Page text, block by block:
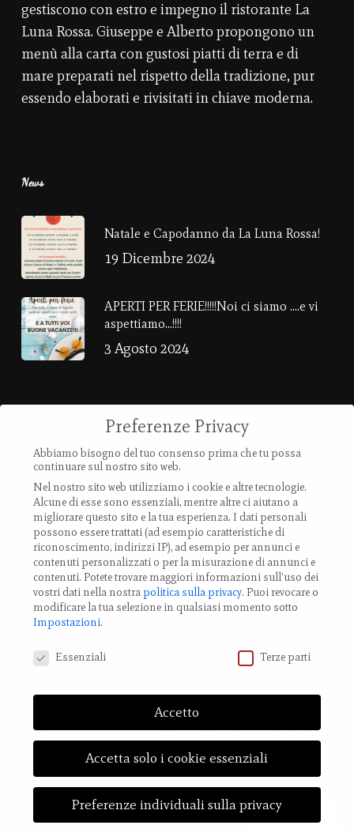
gestiscono con estro e impegno il ristorante La
Luna Rossa. Giuseppe e Alberto propongono un
menù alla carta con gustosi piatti di terra e di
mare preparati nel rispetto della tradizione, pur
essendo elaborati e rivisitati in chiave moderna.
News
Natale e Capodanno da La Luna Rossa!
19 Dicembre 2024
APERTI PER FERIE!!!!!Noi ci siamo ….e vi
aspettiamo…!!!!
3 Agosto 2024
Via Provanone 4907 (30,71 km)
40017 Palata Pepoli,
Emilia-Romagna, Italy
TEL.: +39 0519 85 919
Modifica impostazione Cookies
Palata Pepoli (BO) | P.iva: 03721061202 |
Cookies ePrivacy Policy
facebookinstagram
Preferenze Privacy
Abbiamo bisogno del tuo consenso prima che tu possa
continuare sul nostro sito web.
Nel nostro sito web utilizziamo i cookie e altre tecnologie.
Alcune di esse sono essenziali, mentre altre ci aiutano a
migliorare questo sito e la tua esperienza. I dati personali
possono essere trattati (ad esempio caratteristiche di
riconoscimento, indirizzi IP), ad esempio per annunci e
contenuti personalizzati o per la misurazione di annunci e
contenuti. Potete trovare maggiori informazioni sull'uso dei
vostri dati nella nostrapolitica sulla privacy. Puoi revocare o
modificare la tua selezione in qualsiasi momento sotto
Impostazioni.
Essenziali
Terze parti
Accetto
Accetta solo i cookie essenziali
Preferenze individuali sulla privacy